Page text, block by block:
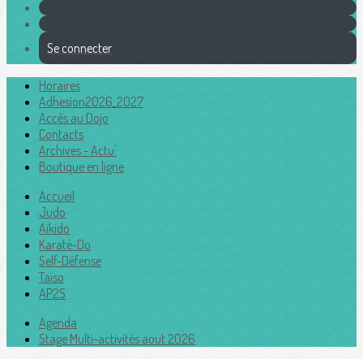
Se connecter
Horaires
Adhesion2026_2027
Accès au Dojo
Contacts
Archives - Actu'
Boutique en ligne
Accueil
Judo
Aïkido
Karaté-Do
Self-Défense
Taïso
AP2S
Agenda
Stage Multi-activités aout 2026